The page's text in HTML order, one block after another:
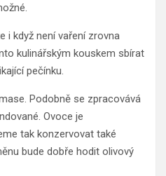
i když není vaření zrovna
kulinářským kouskem sbírat
pečínku.
Podobně se zpracovává
Ovoce je
tak konzervovat také
bude dobře hodit olivový